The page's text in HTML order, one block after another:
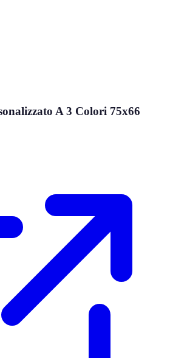
A 3 Colori 75x66